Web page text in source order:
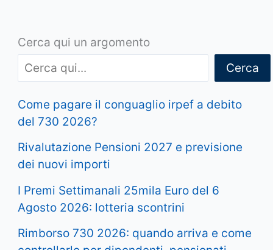
Cerca qui un argomento
Cerca
Come pagare il conguaglio irpef a debito
del 730 2026?
Rivalutazione Pensioni 2027 e previsione
dei nuovi importi
I Premi Settimanali 25mila Euro del 6
Agosto 2026: lotteria scontrini
Rimborso 730 2026: quando arriva e come